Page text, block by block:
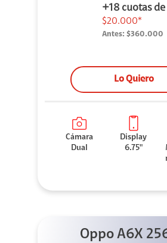
+18 cuotas de
$20.000*
Antes: $360.000
Lo Quiero
Cámara
Dual
Display
6.75"
Oppo A6X